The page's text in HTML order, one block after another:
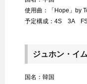
使用曲：「Hope」by
予定構成：4S 3A
ジュホン・イ
国名：韓国